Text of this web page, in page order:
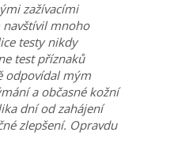
zažívacími
mnoho
testy nikdy
test příznaků
odpovídal mým
a občasné kožní
dní od zahájení
zlepšení. Opravdu